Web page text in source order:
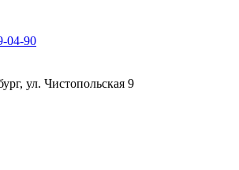
04-90
ул. Чистопольская 9